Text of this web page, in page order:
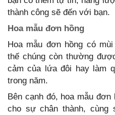
thành công sẽ đến với bạn.
Hoa mẫu đơn hồng
Hoa mẫu đơn hồng có
thế chúng còn thường
cảm của lứa đôi hay làm
trong năm.
Bên cạnh đó, hoa mẫu
cho sự chân thành,